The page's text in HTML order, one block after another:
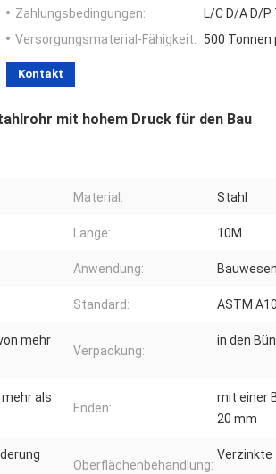
Zahlungsbedingungen:
L/C D/A D/
Versorgungsmaterial-Fähigkeit:
500 Tonnen
Kontakt
mit hohem Druck für den Bau
Material: Stahl
Lange: 10M
Anwendung: Bauwesen
Standard: ASTM
mehr
Verpackung:
in den
als
Enden:
mit einer
20 mm
Oberflächenbehandlung:
Verzinkte